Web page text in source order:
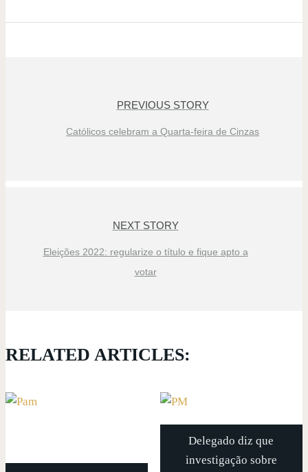
PREVIOUS STORY
Católicos celebram a Quarta-feira de Cinzas
NEXT STORY
Eleições 2022: regularize o título e fique apto a
votar
RELATED ARTICLES:
Delegado diz que
investigação sobre